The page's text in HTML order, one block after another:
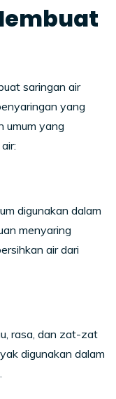
saringan air
yang
umum yang
digunakan dalam
menyaring
air dari
rasa, dan zat-zat
digunakan dalam